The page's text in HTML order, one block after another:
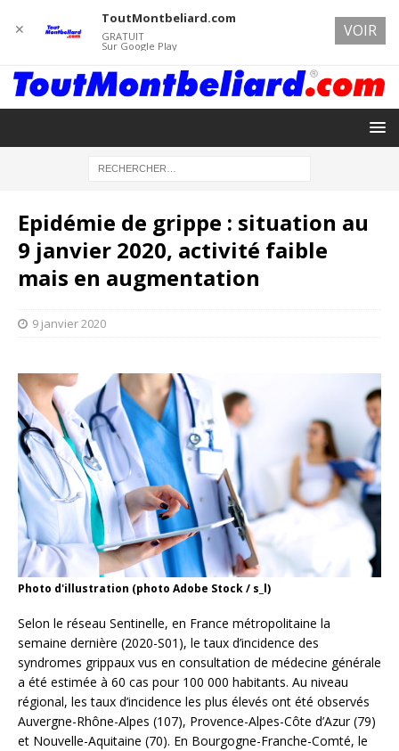
Epidémie de grippe : situation au
9 janvier 2020, activité faible
mais en augmentation
9 janvier 2020
Photo d'illustration (photo Adobe Stock / s_l)
Selon le réseau Sentinelle, en France métropolitaine la
semaine dernière (2020-S01), le taux d’incidence des
syndromes grippaux vus en consultation de médecine générale
a été estimée à 60 cas pour 100 000 habitants. Au niveau
régional, les taux d’incidence les plus élevés ont été observés
Auvergne-Rhône-Alpes (107), Provence-Alpes-Côte d’Azur (79)
et Nouvelle-Aquitaine (70). En Bourgogne-Franche-Comté, le
✕
ToutMontbeliard.com
GRATUIT
Sur Google Play
VOIR